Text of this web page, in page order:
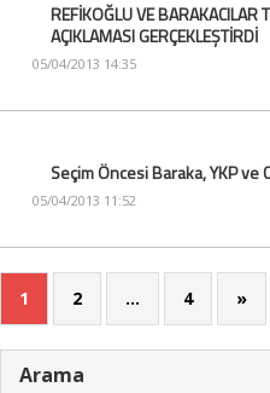
REFİKOĞLU VE BARAKACILAR
AÇIKLAMASI GERÇEKLEŞTİRDİ
05/04/2013 14:35
Seçim Öncesi Baraka, YKP ve
05/04/2013 11:52
1 2 … 4 »
Arama